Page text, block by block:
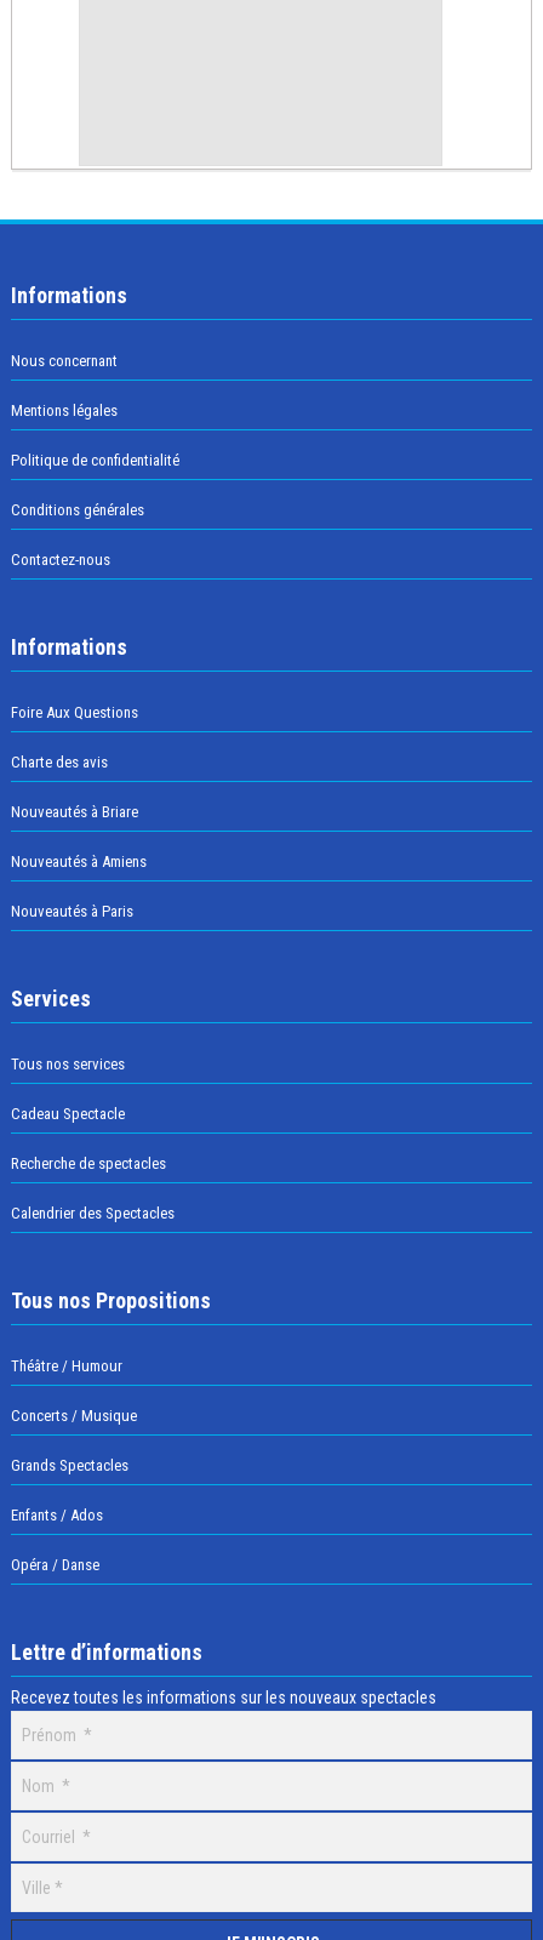
Informations
Nous concernant
Mentions légales
Politique de confidentialité
Conditions générales
Contactez-nous
Informations
Foire Aux Questions
Charte des avis
Nouveautés à Briare
Nouveautés à Amiens
Nouveautés à Paris
Services
Tous nos services
Cadeau Spectacle
Recherche de spectacles
Calendrier des Spectacles
Tous nos Propositions
Théâtre / Humour
Concerts / Musique
Grands Spectacles
Enfants / Ados
Opéra / Danse
Lettre d’informations
Recevez toutes les informations sur les nouveaux spectacles